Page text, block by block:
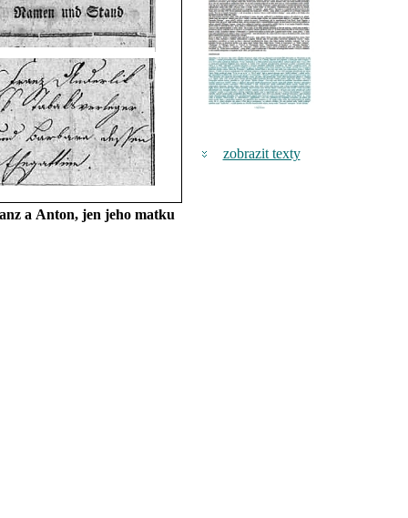
a Anton, jen jeho matku
zobrazit texty